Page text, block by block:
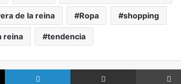
de la reina Ropa shopping
reina tendencia
X LinkedIn Compartir por Email